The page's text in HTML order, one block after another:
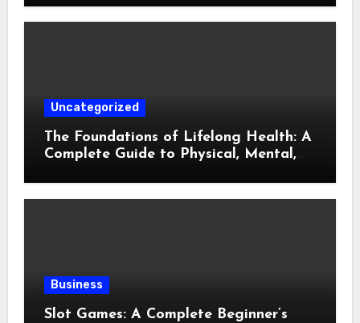
Uncategorized
The Foundations of Lifelong Health: A
Complete Guide to Physical, Mental,
Business
Slot Games: A Complete Beginner’s